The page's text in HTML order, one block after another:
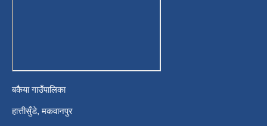
बकैया गाउँपालिका
हात्तीसुँडे, मकवानपुर